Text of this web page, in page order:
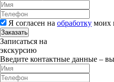
Я согласен на обработку моих
Заказать
Записаться на
экскурсию
Введите контактные данные –